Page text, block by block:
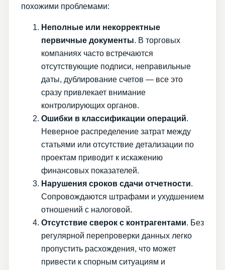
похожими проблемами:
Неполные или некорректные
первичные документы. В торговых
компаниях часто встречаются
отсутствующие подписи, неправильные
даты, дублирование счетов — все это
сразу привлекает внимание
контролирующих органов.
Ошибки в классификации операций.
Неверное распределение затрат между
статьями или отсутствие детализации по
проектам приводит к искажению
финансовых показателей.
Нарушения сроков сдачи отчетности.
Сопровождаются штрафами и ухудшением
отношений с налоговой.
Отсутствие сверок с контрагентами. Без
регулярной перепроверки данных легко
пропустить расхождения, что может
привести к спорным ситуациям и